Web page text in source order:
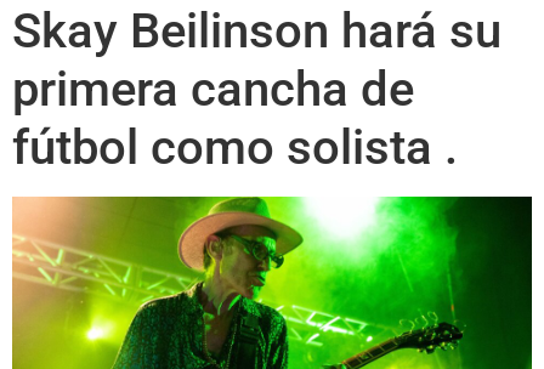
Skay Beilinson hará su
primera cancha de
fútbol como solista .